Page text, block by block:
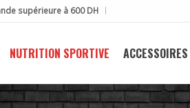
supérieure à 600 DH
NUTRITION SPORTIVE ACCESSOIRES